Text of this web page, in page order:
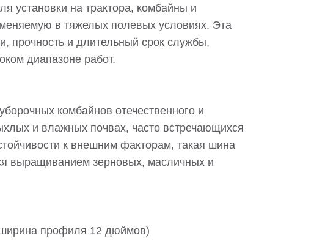
установки на трактора, комбайны и
в тяжелых полевых условиях. Эта
прочность и длительный срок службы,
диапазоне работ.
комбайнов отечественного и
и влажных почвах, часто встречающихся
к внешним факторам, такая шина
выращиванием зерновых, масличных и
профиля 12 дюймов)